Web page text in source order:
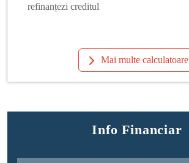
refinanțezi creditul
Mai multe calculatoare
Info Financiar